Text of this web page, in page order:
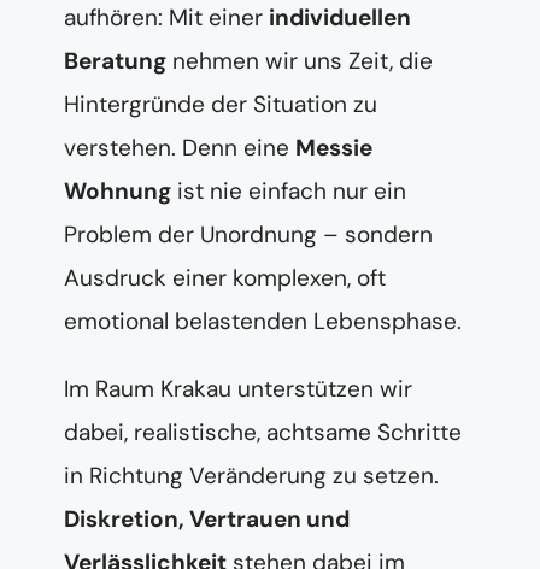
aufhören: Mit einer individuellen
Beratung nehmen wir uns Zeit, die
Hintergründe der Situation zu
verstehen. Denn eine Messie
Wohnung ist nie einfach nur ein
Problem der Unordnung – sondern
Ausdruck einer komplexen, oft
emotional belastenden Lebensphase.
Im Raum Krakau unterstützen wir
dabei, realistische, achtsame Schritte
in Richtung Veränderung zu setzen.
Diskretion, Vertrauen und
Verlässlichkeit stehen dabei im